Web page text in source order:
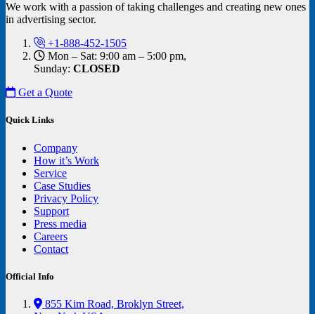
We work with a passion of taking challenges and creating new ones
in advertising sector.
+1-888-452-1505
Mon – Sat: 9:00 am – 5:00 pm,
Sunday: CLOSED
Get a Quote
Quick Links
Company
How it’s Work
Service
Case Studies
Privacy Policy
Support
Press media
Careers
Contact
Official Info
855 Kim Road, Broklyn Street,